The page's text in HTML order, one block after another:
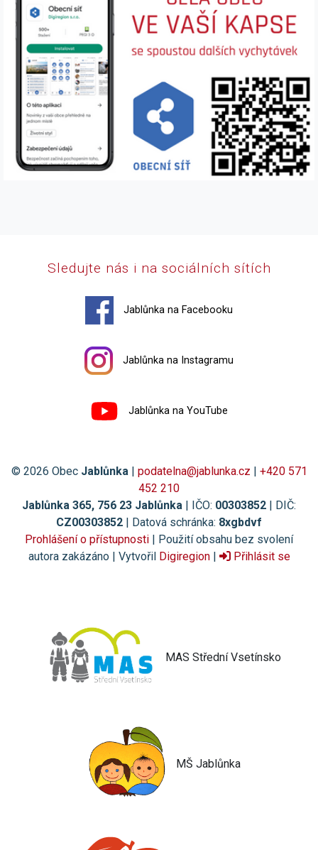
Sledujte nás i na sociálních sítích
Jablůnka na Facebooku
Jablůnka na Instagramu
Jablůnka na YouTube
© 2026 Obec Jablůnka| podatelna@jablunka.cz | +420 571
452 210
Jablůnka 365, 756 23 Jablůnka | IČO: 00303852 | DIČ:
CZ00303852 | Datová schránka: 8xgbdvf
Prohlášení o přístupnosti | Použití obsahu bez svolení
autora zakázáno | Vytvořil Digiregion| Přihlásit se
MAS Střední Vsetínsko
MŠ Jablůnka